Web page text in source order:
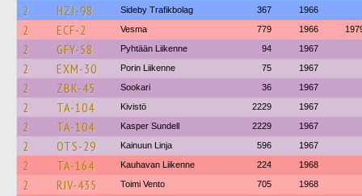
2 HZJ-98 Sideby Trafikbolag 367 1966
2 ECF-2 Vesma 779 1966
2 GFY-58 Pyhtään Liikenne 94 1967
2 EXM-30 Porin Liikenne 75 1967
2 ZBK-45 Sookari 36 1967
2 TA-104 Kivistö 2229 1967
2 TA-104 Kasper Sundell 2229 1967
2 OTS-29 Kainuun Linja 596 1967
2 TA-164 Kauhavan Liikenne 224 1968
2 RJV-435 Toimi Vento 705 1968